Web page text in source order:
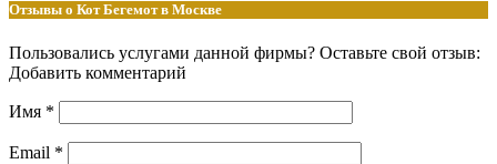
Отзывы о Кот Бегемот в Москве
Пользовались услугами данной фирмы? Оставьте свой отзыв:
Добавить комментарий
Имя *
Email *